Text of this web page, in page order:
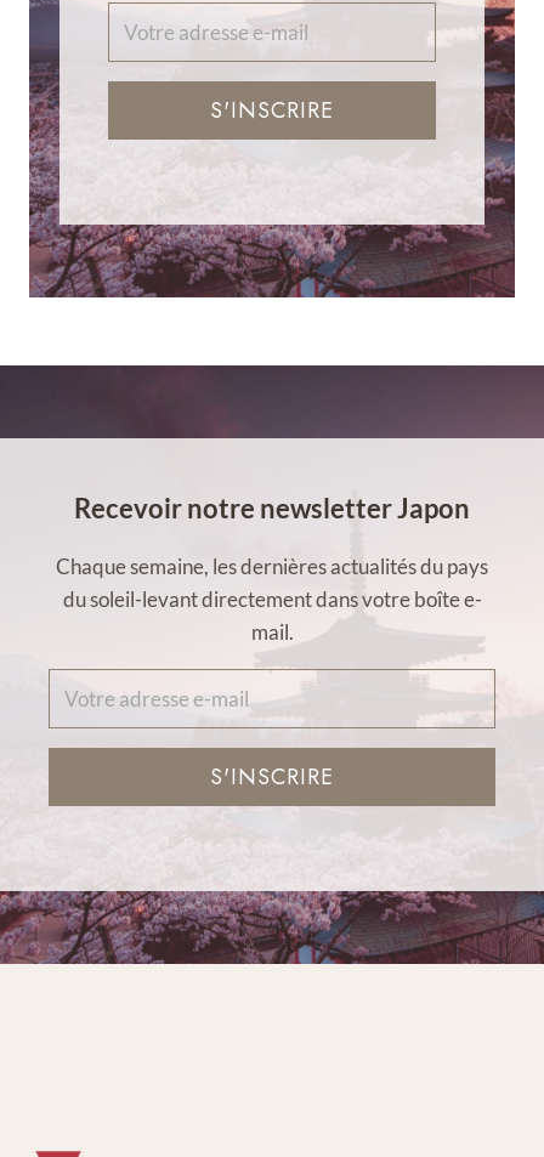
S'INSCRIRE
Recevoir notre newsletter Japon
Chaque semaine, les dernières actualités du pays
du soleil-levant directement dans votre boîte e-
mail.
S'INSCRIRE